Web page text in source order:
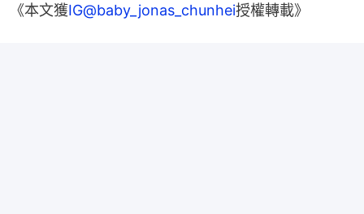
《本文獲IG@baby_jonas_chunhei授權轉載》